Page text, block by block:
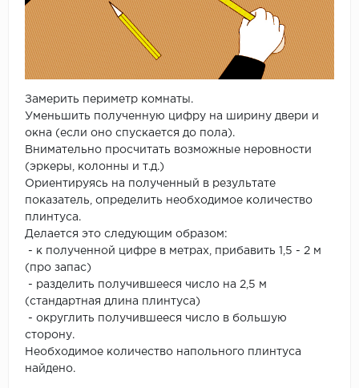
Замерить периметр комнаты.
Уменьшить полученную цифру на ширину двери и
окна (если оно спускается до пола).
Внимательно просчитать возможные неровности
(эркеры, колонны и т.д.)
Ориентируясь на полученный в результате
показатель, определить необходимое количество
плинтуса.
Делается это следующим образом:
- к полученной цифре в метрах, прибавить 1,5 - 2 м
(про запас)
- разделить получившееся число на 2,5 м
(стандартная длина плинтуса)
- округлить получившееся число в большую
сторону.
Необходимое количество напольного плинтуса
найдено.